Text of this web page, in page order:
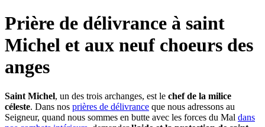
Prière de délivrance à saint
Michel et aux neuf choeurs des
anges
Saint Michel, un des trois archanges, est le chef de la milice
céleste. Dans nos prières de délivrance que nous adressons au
Seigneur, quand nous sommes en butte avec les forces du Mal dans